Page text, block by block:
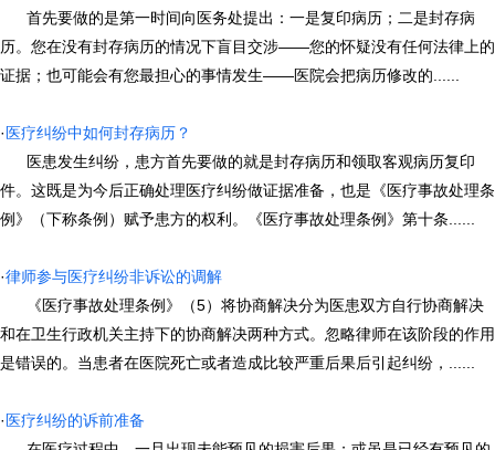
首先要做的是第一时间向医务处提出：一是复印病历；二是封存病
历。您在没有封存病历的情况下盲目交涉――您的怀疑没有任何法律上的
证据；也可能会有您最担心的事情发生——医院会把病历修改的......
· 医疗纠纷中如何封存病历？
医患发生纠纷，患方首先要做的就是封存病历和领取客观病历复印
件。这既是为今后正确处理医疗纠纷做证据准备，也是《医疗事故处理条
例》（下称条例）赋予患方的权利。《医疗事故处理条例》第十条......
·律师参与医疗纠纷非诉讼的调解
《医疗事故处理条例》（5）将协商解决分为医患双方自行协商解决
和在卫生行政机关主持下的协商解决两种方式。忽略律师在该阶段的作用
是错误的。当患者在医院死亡或者造成比较严重后果后引起纠纷，......
· 医疗纠纷的诉前准备